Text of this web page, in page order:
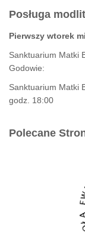
Posługa
Pierwszy wtorek
Sanktuarium Matki
Godowie:
Sanktuarium Matki
godz. 18:00
Polecane